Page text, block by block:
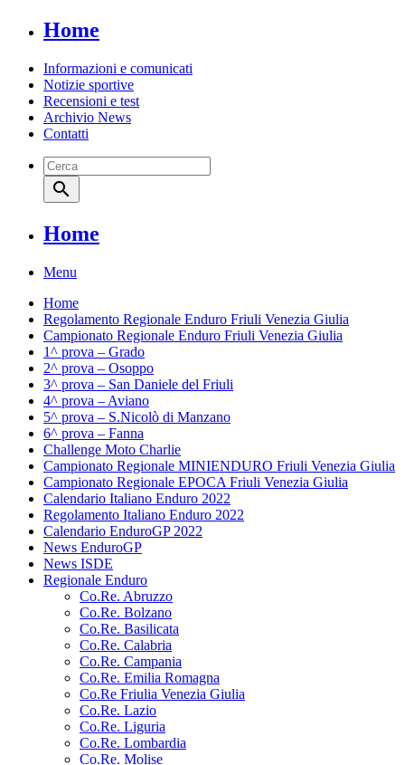
Home
Informazioni e comunicati
Notizie sportive
Recensioni e test
Archivio News
Contatti
search
Home
Menu
Home
Regolamento Regionale Enduro Friuli Venezia Giulia
Campionato Regionale Enduro Friuli Venezia Giulia
1^ prova – Grado
2^ prova – Osoppo
3^ prova – San Daniele del Friuli
4^ prova – Aviano
5^ prova – S.Nicolò di Manzano
6^ prova – Fanna
Challenge Moto Charlie
Campionato Regionale MINIENDURO Friuli Venezia Giulia
Campionato Regionale EPOCA Friuli Venezia Giulia
Calendario Italiano Enduro 2022
Regolamento Italiano Enduro 2022
Calendario EnduroGP 2022
News EnduroGP
News ISDE
Regionale Enduro
Co.Re. Abruzzo
Co.Re. Bolzano
Co.Re. Basilicata
Co.Re. Calabria
Co.Re. Campania
Co.Re. Emilia Romagna
Co.Re Friulia Venezia Giulia
Co.Re. Lazio
Co.Re. Liguria
Co.Re. Lombardia
Co.Re. Molise